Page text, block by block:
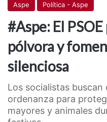
Aspe Política - Aspe
#Aspe: El
pólvora y
silenciosa
Los socialistas buscan
ordenanza para
mayores y animales